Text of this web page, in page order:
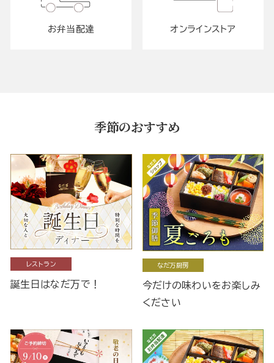
お弁当配達 オンラインストア
季節のおすすめ
レストラン
誕生日はなだ万で！
なだ万厨房
今だけの味わいをお楽しみ
ください